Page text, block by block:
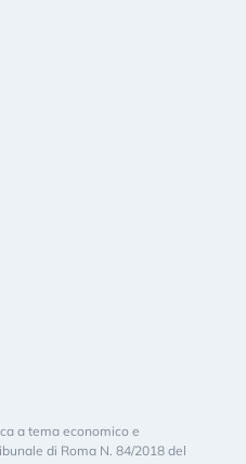
a tema economico e
di Roma N. 84/2018 del